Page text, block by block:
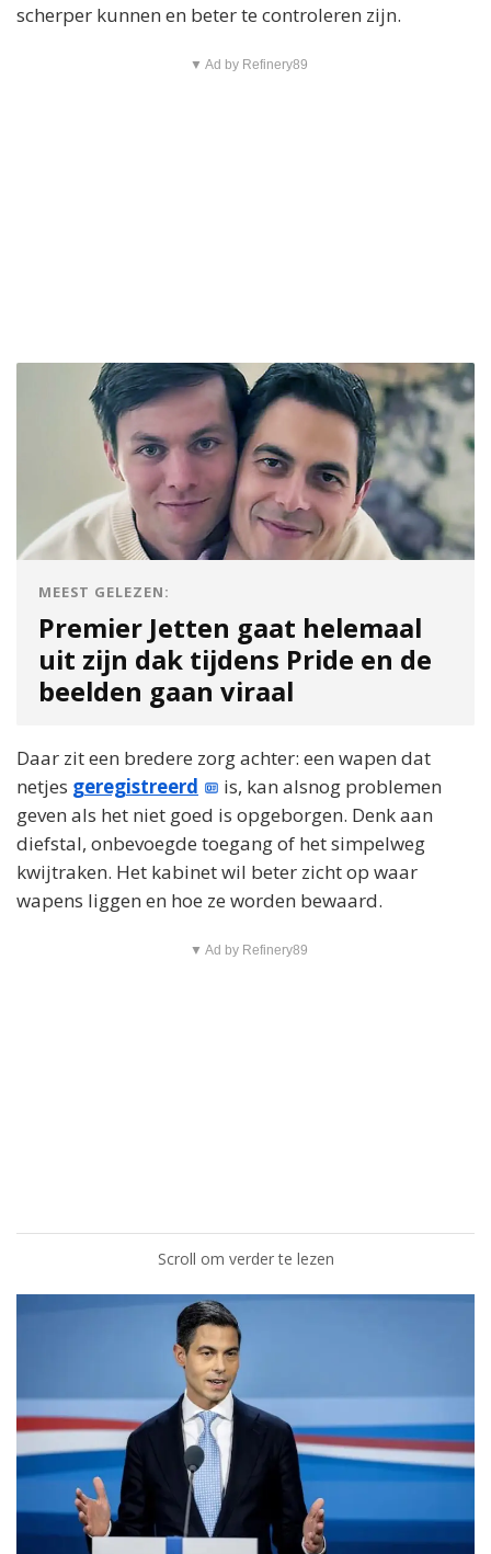
scherper kunnen en beter te controleren zijn.
▼ Ad by Refinery89
MEEST GELEZEN:
Premier Jetten gaat helemaal
uit zijn dak tijdens Pride en de
beelden gaan viraal
Daar zit een bredere zorg achter: een wapen dat
netjes geregistreerd
is, kan alsnog problemen
geven als het niet goed is opgeborgen. Denk aan
diefstal, onbevoegde toegang of het simpelweg
kwijtraken. Het kabinet wil beter zicht op waar
wapens liggen en hoe ze worden bewaard.
▼ Ad by Refinery89
Scroll om verder te lezen